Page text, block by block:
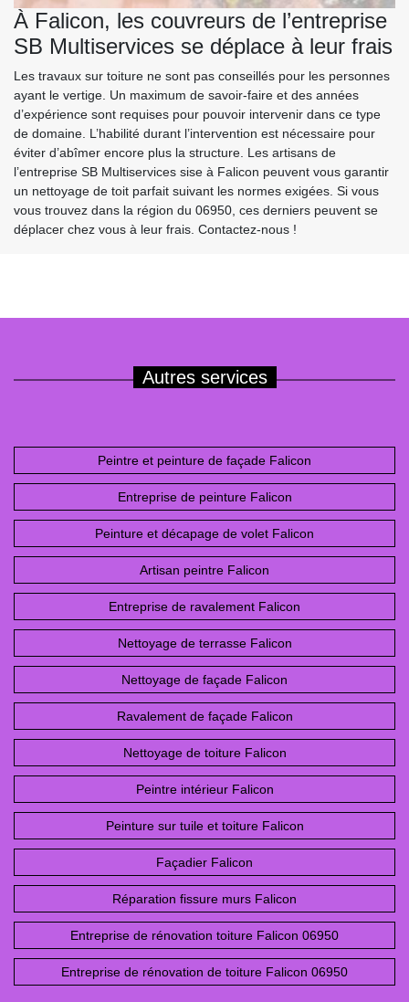
À Falicon, les couvreurs de l’entreprise
SB Multiservices se déplace à leur frais
Les travaux sur toiture ne sont pas conseillés pour les personnes
ayant le vertige. Un maximum de savoir-faire et des années
d’expérience sont requises pour pouvoir intervenir dans ce type
de domaine. L’habilité durant l’intervention est nécessaire pour
éviter d’abîmer encore plus la structure. Les artisans de
l’entreprise SB Multiservices sise à Falicon peuvent vous garantir
un nettoyage de toit parfait suivant les normes exigées. Si vous
vous trouvez dans la région du 06950, ces derniers peuvent se
déplacer chez vous à leur frais. Contactez-nous !
Autres services
Peintre et peinture de façade Falicon
Entreprise de peinture Falicon
Peinture et décapage de volet Falicon
Artisan peintre Falicon
Entreprise de ravalement Falicon
Nettoyage de terrasse Falicon
Nettoyage de façade Falicon
Ravalement de façade Falicon
Nettoyage de toiture Falicon
Peintre intérieur Falicon
Peinture sur tuile et toiture Falicon
Façadier Falicon
Réparation fissure murs Falicon
Entreprise de rénovation toiture Falicon 06950
Entreprise de rénovation de toiture Falicon 06950